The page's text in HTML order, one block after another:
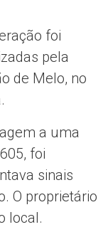
foi
pela
de Melo, no
a uma
foi
sinais
O proprietário
local.